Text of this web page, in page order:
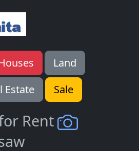
Land
Estate
Sale
Rent